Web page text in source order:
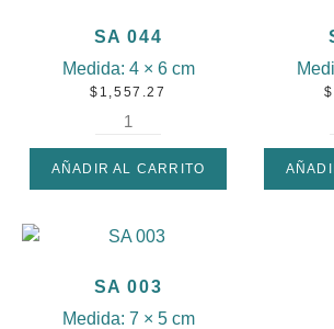
SA 044
Medida: 4 × 6 cm
$ 1,557.27
AÑADIR AL CARRITO
$
SA 003
Medida: 7 × 5 cm